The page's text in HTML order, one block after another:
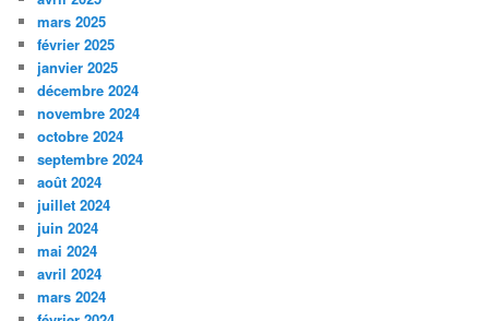
mars 2025
février 2025
janvier 2025
décembre 2024
novembre 2024
octobre 2024
septembre 2024
août 2024
juillet 2024
juin 2024
mai 2024
avril 2024
mars 2024